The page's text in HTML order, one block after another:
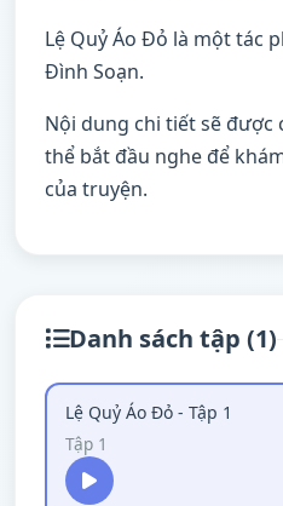
Lệ Quỷ Áo Đỏ là một tác
Đình Soạn.
Nội dung chi tiết sẽ được
thể bắt đầu nghe để
của truyện.
Danh sách tập (1)
Lệ Quỷ Áo Đỏ - Tập 1
Tập 1